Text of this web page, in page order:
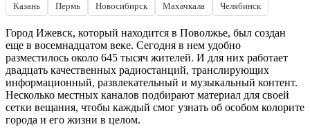
Казань
Пермь Новосибирск Махачкала Челябинск
Город Ижевск, который находится в Поволжье, был создан
еще в восемнадцатом веке. Сегодня в нем удобно
разместилось около 645 тысяч жителей. И для них работает
двадцать качественных радиостанций, транслирующих
информационный, развлекательный и музыкальный контент.
Несколько местных каналов подбирают материал для своей
сетки вещания, чтобы каждый смог узнать об особом колорите
города и его жизни в целом.